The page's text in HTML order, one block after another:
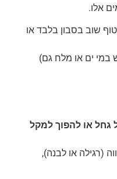
אלו.
שוב בסבון בלבד או
במי ים או מלח גם)
גחל או להפוך למקל
(רגילה או לבנה),